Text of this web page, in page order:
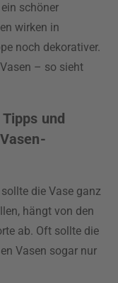
schöner
wirken in
noch dekorativer.
– so sieht
und
die Vase ganz
hängt von den
ab. Oft sollte die
Vasen sogar nur